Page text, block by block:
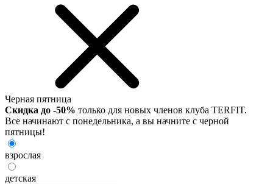
Черная пятница
Скидка до -50% только для новых членов клуба TERFIT.
Все начинают с понедельника, а вы начните с черной
пятницы!
взрослая
детская